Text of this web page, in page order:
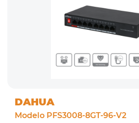
DAHUA
Modelo PFS3008-8GT-96-V2